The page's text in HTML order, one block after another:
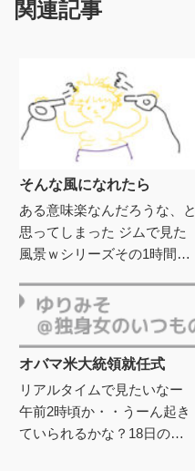
関連記事
そんな風になれたら
ある意味楽なんだろうな、と
思ってしまった ジムで見た
風景ｗシリーズその1時間に
ジムのドライヤーをかけると
ころ。 しかしその日はガラ
ガラ...
オバマ米大統領就任式
リアルタイムで見たいなー
午前2時頃か・・うーん起き
ていられるかな？18日のリ